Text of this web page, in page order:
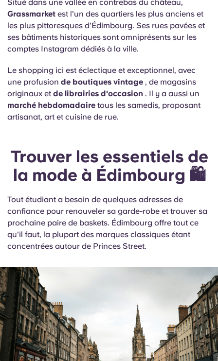
Situé dans une vallée en contrebas du château,
Grassmarket est l'un des quartiers les plus anciens et
les plus pittoresques d'Édimbourg. Ses rues pavées et
ses bâtiments historiques sont omniprésents sur les
comptes Instagram dédiés à la ville.
Le shopping ici est éclectique et exceptionnel, avec
une profusion de boutiques vintage , de magasins
originaux et de librairies d'occasion . Il y a aussi un
marché hebdomadaire tous les samedis, proposant
artisanat, art et cuisine de rue.
Trouver les essentiels de
la mode à Édimbourg 🛍️
Tout étudiant a besoin de quelques adresses de
confiance pour renouveler sa garde-robe et trouver sa
prochaine paire de baskets. Édimbourg offre tout ce
qu'il faut, la plupart des marques classiques étant
concentrées autour de Princes Street.